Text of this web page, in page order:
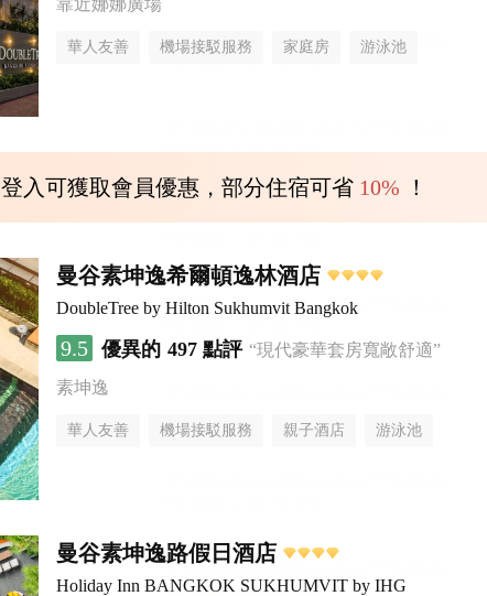
靠近娜娜廣場
華人友善 機場接駁服務 家庭房 游泳池
登入可獲取會員優惠，部分住宿可省 10% ！
曼谷素坤逸希爾頓逸林酒店
DoubleTree by Hilton Sukhumvit Bangkok
9.5 優異的 497 點評 “現代豪華套房寬敞舒適”
素坤逸
華人友善 機場接駁服務 親子酒店 游泳池
曼谷素坤逸路假日酒店
Holiday Inn BANGKOK SUKHUMVIT by IHG